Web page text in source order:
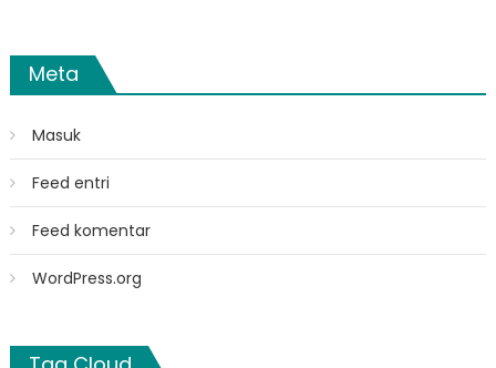
Meta
Masuk
Feed entri
Feed komentar
WordPress.org